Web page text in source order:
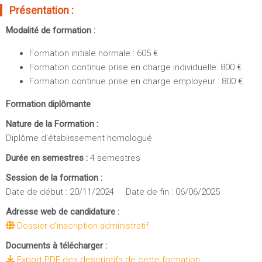
Sportives)
GEP (Génie Electrique des Procédés - Département composante)
Informatique (Département Composante)
Plan et accès
Intranet des personnels
Moodle
Messagerie
Stage et emploi
Portefeuille d'Expériences et
de Compétences
Fermer
Présentation :
Modalité de formation :
Formation initiale normale : 605 €
Formation continue prise en charge individuelle: 800 €
Formation continue prise en charge employeur : 800 €
Formation diplômante
Nature de la Formation :
Diplôme d'établissement homologué
Durée en semestres : 4 semestres
Session de la formation :
Date de début : 20/11/2024 Date de fin : 06/06/2025
Adresse web de candidature :
Dossier d'inscription administratif
Documents à télécharger :
Export PDF des descriptifs de cette formation